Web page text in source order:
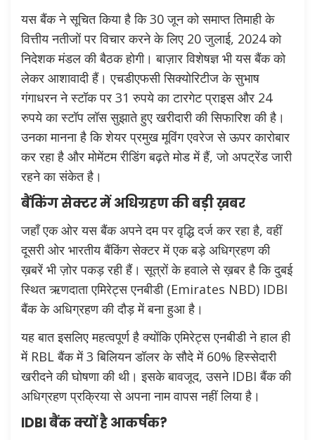
यस बैंक ने सूचित किया है कि 30 जून को समाप्त तिमाही के
वित्तीय नतीजों पर विचार करने के लिए 20 जुलाई, 2024 को
निदेशक मंडल की बैठक होगी। बाज़ार विशेषज्ञ भी यस बैंक को
लेकर आशावादी हैं। एचडीएफसी सिक्योरिटीज के सुभाष
गंगाधरन ने स्टॉक पर 31 रुपये का टारगेट प्राइस और 24
रुपये का स्टॉप लॉस सुझाते हुए खरीदारी की सिफारिश की है।
उनका मानना है कि शेयर प्रमुख मूविंग एवरेज से ऊपर कारोबार
कर रहा है और मोमेंटम रीडिंग बढ़ते मोड में हैं, जो अपट्रेंड जारी
रहने का संकेत है।
बैंकिंग सेक्टर में अधिग्रहण की बड़ी ख़बर
जहाँ एक ओर यस बैंक अपने दम पर वृद्धि दर्ज कर रहा है, वहीं
दूसरी ओर भारतीय बैंकिंग सेक्टर में एक बड़े अधिग्रहण की
ख़बरें भी ज़ोर पकड़ रही हैं। सूत्रों के हवाले से ख़बर है कि दुबई
स्थित ऋणदाता एमिरेट्स एनबीडी (Emirates NBD) IDBI
बैंक के अधिग्रहण की दौड़ में बना हुआ है।
यह बात इसलिए महत्वपूर्ण है क्योंकि एमिरेट्स एनबीडी ने हाल ही
में RBL बैंक में 3 बिलियन डॉलर के सौदे में 60% हिस्सेदारी
खरीदने की घोषणा की थी। इसके बावजूद, उसने IDBI बैंक की
अधिग्रहण प्रक्रिया से अपना नाम वापस नहीं लिया है।
IDBI बैंक क्यों है आकर्षक?